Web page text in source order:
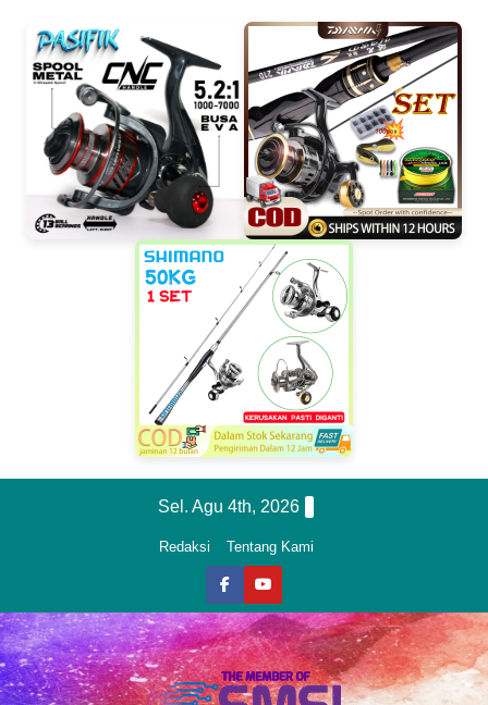
Sel. Agu 4th, 2026
Redaksi Tentang Kami